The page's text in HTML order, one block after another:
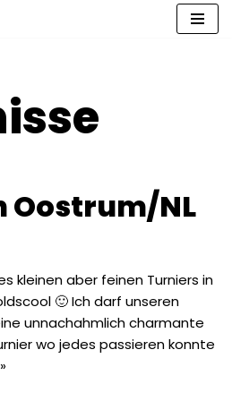
Oostrum/NL
kleinen aber feinen Turniers in
🙂 Ich darf unseren
unnachahmlich charmante
wo jedes passieren konnte